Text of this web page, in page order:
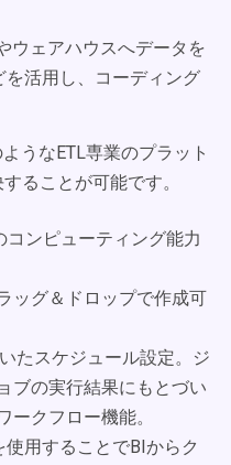
ウェアハウスへデータを
活用し、コーディング
うなETL専業のプラット
ることが可能です。
コンピューティング能力
ッグ＆ドロップで作成可
たスケジュール設定。ジ
ブの実行結果にもとづい
ークフロー機能。
用することでBIからク